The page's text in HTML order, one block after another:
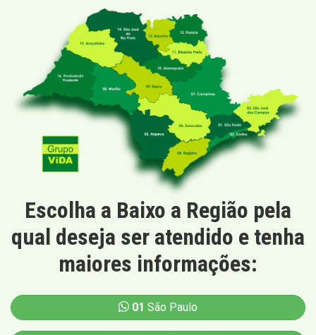
Escolha a Baixo a Região pela
qual deseja ser atendido e tenha
maiores informações:
01 São Paulo